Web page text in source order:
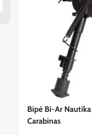
Bipé Bi-Ar
Carabinas